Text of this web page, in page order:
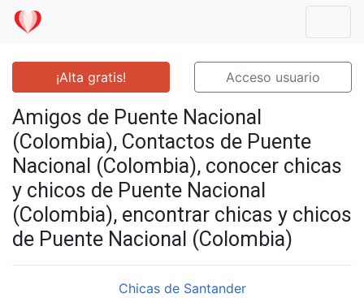
¡Alta gratis! Acceso usuario
Amigos de Puente Nacional
(Colombia), Contactos de Puente
Nacional (Colombia), conocer chicas
y chicos de Puente Nacional
(Colombia), encontrar chicas y chicos
de Puente Nacional (Colombia)
Chicas de Santander